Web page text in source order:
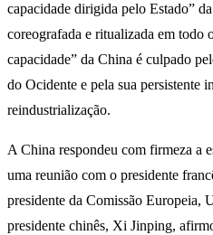
capacidade dirigida pelo Estado”
coreografada e ritualizada em todo
capacidade” da China é culpado
do Ocidente e pela sua persistente
reindustrialização.
A China respondeu com firmeza a
uma reunião com o presidente
presidente da Comissão Europeia,
presidente chinês, Xi Jinping,